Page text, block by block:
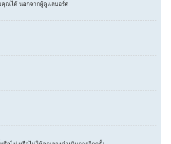
คุณได้ นอกจากผู้ดูแลบอร์ด